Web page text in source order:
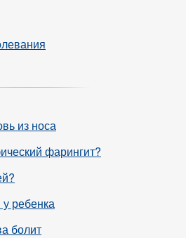
из носа
фарингит?
ребенка
болит